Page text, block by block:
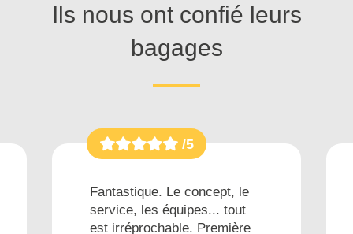
Ils nous ont confié leurs
bagages
/5
Fantastique. Le concept, le
service, les équipes... tout
est irréprochable. Première